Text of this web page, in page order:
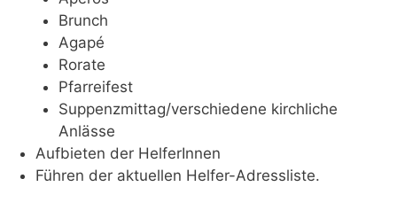
Brunch
Agapé
Rorate
Pfarreifest
Suppenzmittag/verschiedene kirchliche
Anlässe
Aufbieten der HelferInnen
Führen der aktuellen Helfer-Adressliste.